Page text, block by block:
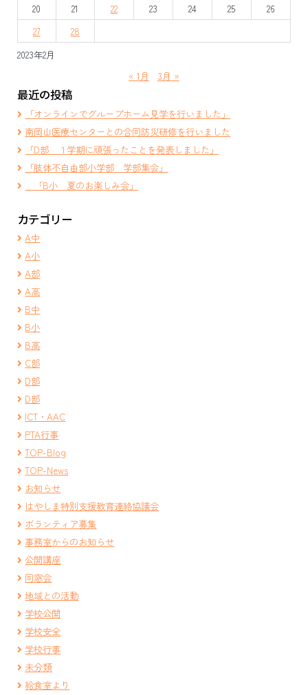
2023年2月
20
21 22 23 24 25
26
27
28
« 1月 3月 »
最近の投稿
「オンラインでグループホーム見学を行いました」
南岡山医療センターとの合同防災研修を行いました
「D部 １学期に頑張ったことを発表しました」
「肢体不自由部小学部 学部集会」
「B小 夏のお楽しみ会」
カテゴリー
A中
A小
A部
A高
B中
B小
B高
C部
D部
D部
ICT・AAC
PTA行事
TOP-Blog
TOP-News
お知らせ
はやしま特別支援教育連絡協議会
ボランティア募集
事務室からのお知らせ
公開講座
同窓会
地域との活動
学校公開
学校安全
学校行事
未分類
給食室より